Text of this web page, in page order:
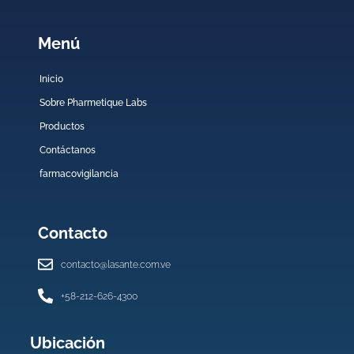
Menú
Inicio
Sobre Pharmetique Labs
Productos
Contáctanos
farmacovigilancia
Contacto
contacto@lasante.com.ve
+58-212-626-4300
Ubicación